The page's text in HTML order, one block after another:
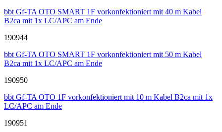
bbt Gf-TA OTO SMART 1F vorkonfektioniert mit 40 m Kabel
B2ca mit 1x LC/APC am Ende
190944
bbt Gf-TA OTO SMART 1F vorkonfektioniert mit 50 m Kabel
B2ca mit 1x LC/APC am Ende
190950
bbt Gf-TA OTO 1F vorkonfektioniert mit 10 m Kabel B2ca mit 1x
LC/APC am Ende
190951